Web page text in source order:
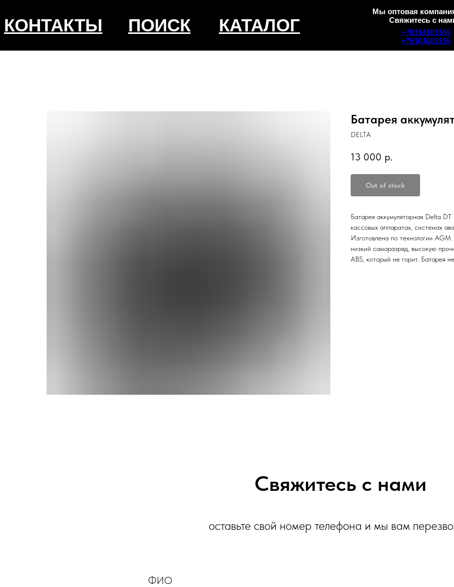
КОНТАКТЫ ПОИСК
+78314101565
+79101002916
КАТАЛОГ
Мы оптовая
Свяжитесь с
Батарея
DELTA
13 000 р.
Out of stock
Батарея аккумуляторная Delta
кассовых аппаратах, системах
Изготовлена по технологии
низкий саморазряд, высокую
ABS, который не горит. Батарея
Свяжитесь с нами
оставьте свой номер телефона и мы вам
ФИО